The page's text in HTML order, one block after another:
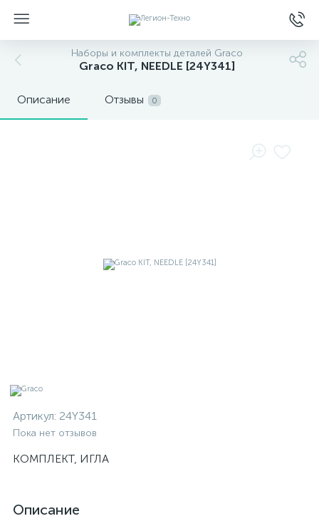
Наборы и комплекты деталей Graco
Graco KIT, NEEDLE [24Y341]
Описание Отзывы 0
Артикул: 24Y341
Пока нет отзывов
КОМПЛЕКТ, ИГЛА
Описание